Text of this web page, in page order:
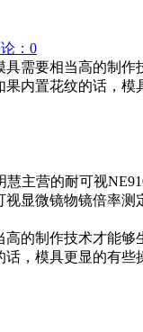
：0
需要相当高的制
内置花纹的话，
主营的耐可视
显微镜物镜倍率
的制作技术才能够
，模具更显的有